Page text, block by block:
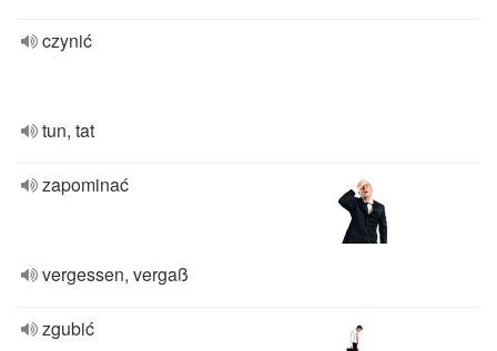
czynić
tun, tat
zapominać
vergessen, vergaß
zgubić